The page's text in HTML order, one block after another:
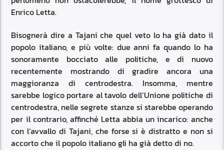
Enrico Letta.
Bisognerà dire a Tajani che quel veto lo ha già dato il
popolo italiano, e più volte: due anni fa quando lo ha
sonoramente bocciato alle politiche, e di nuovo
recentemente mostrando di gradire ancora una
maggioranza di centrodestra. Insomma, mentre
sarebbe logico portare al tavolo dell’Unione politiche di
centrodestra, nelle segrete stanze si starebbe operando
per il contrario, affinché Letta abbia un incarico: anche
con l’avvallo di Tajani, che forse si è distratto e non si
accorto che il popolo italiano gli ha già detto di no.